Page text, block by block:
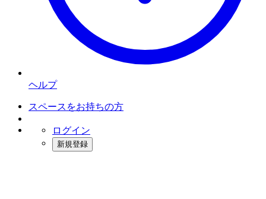
ヘルプ
スペースをお持ちの方
ログイン
新規登録